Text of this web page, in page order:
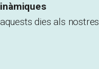
dies als nostres